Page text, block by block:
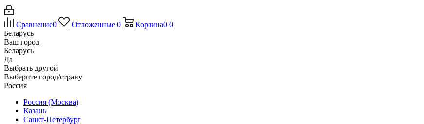
Сравнение0 Отложенные 0 Корзина0 0
Беларусь
Ваш город
Беларусь
Да
Выбрать другой
Выберите город/страну
Россия
Россия (Москва)
Казань
Санкт-Петербург